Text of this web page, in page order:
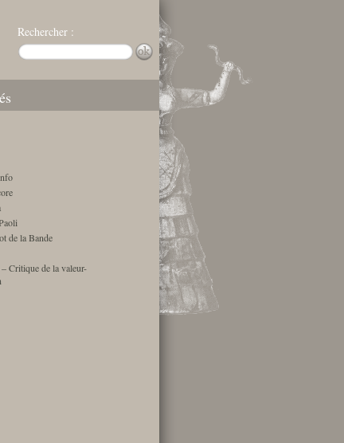
Rechercher :
de la Bande
Critique de la valeur-